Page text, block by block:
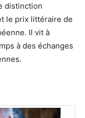
distinction
le prix littéraire de
Il vit à
à des échanges